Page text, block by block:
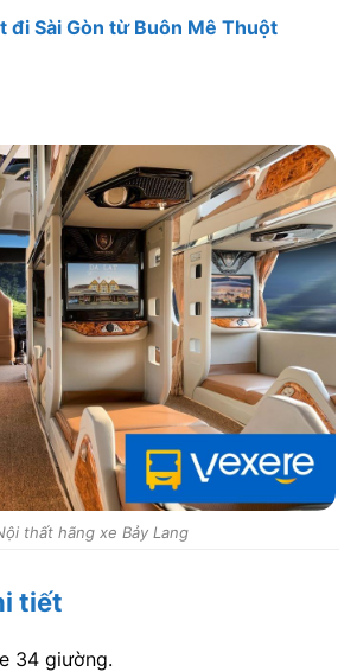
đi Sài Gòn từ Buôn Mê Thuột
thất hãng xe Bảy Lang
tiết
34 giường.